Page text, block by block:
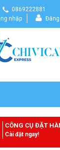
0869222881
nhập
CÔNG CỤ ĐẶT
Cài đặt ngay!